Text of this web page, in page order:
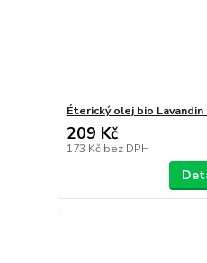
Éterický olej bio
209 Kč
173 Kč bez DPH